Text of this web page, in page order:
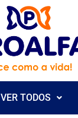
VER TODOS